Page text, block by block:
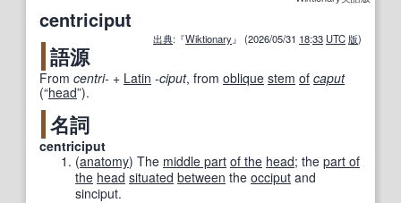
centriciput
出典:『Wiktionary』 (2026/05/31 18:33 UTC 版)
語源
From centri- +‎ Latin -ciput, from oblique stem of caput
(“head”).
名詞
centriciput
(anatomy) The middle part of the head; the part of
the head situated between the occiput and
sinciput.